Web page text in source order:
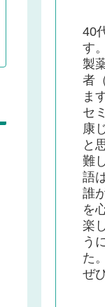
40
す。
製
者
ま
セ
康
と
難
語
誰
を
楽
う
た。
ぜ